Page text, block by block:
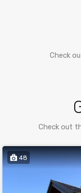
Check
Check out
48